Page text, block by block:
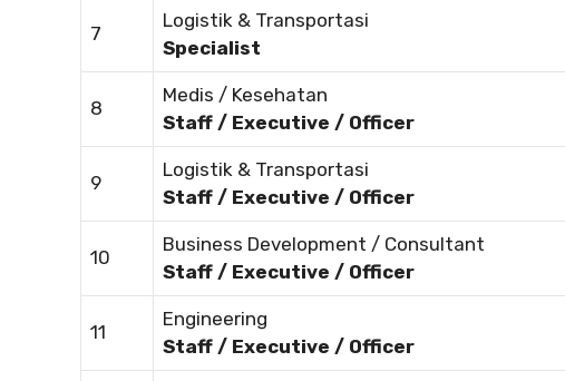
7
Logistik & Transportasi
Specialist
8
Medis / Kesehatan
Staff / Executive / Officer
9
Logistik & Transportasi
Staff / Executive / Officer
10
Business Development / Consultant
Staff / Executive / Officer
11
Engineering
Staff / Executive / Officer